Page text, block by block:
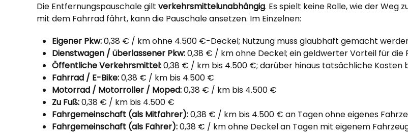
Die Entfernungspauschale gilt verkehrsmittelunabhängig. Es spielt keine Rolle, wie der
mit dem Fahrrad fährt, kann die Pauschale ansetzen. Im Einzelnen:
Eigener Pkw:0,38 € / km ohne 4.500 €-Deckel; Nutzung muss glaubhaft gemacht
Dienstwagen / überlassener Pkw:0,38 € / km ohne Deckel; ein geldwerter Vorteil für
Öffentliche Verkehrsmittel:0,38 € / km bis 4.500 €; darüber hinaus tatsächliche Kosten
Fahrrad / E-Bike:0,38 € / km bis 4.500 €
Motorrad / Motorroller / Moped:0,38 € / km bis 4.500 €
Zu Fuß:0,38 € / km bis 4.500 €
Fahrgemeinschaft (als Mitfahrer):0,38 € / km bis 4.500 € an Tagen ohne eigenes
Fahrgemeinschaft (als Fahrer):0,38 € / km ohne Deckel an Tagen mit eigenem